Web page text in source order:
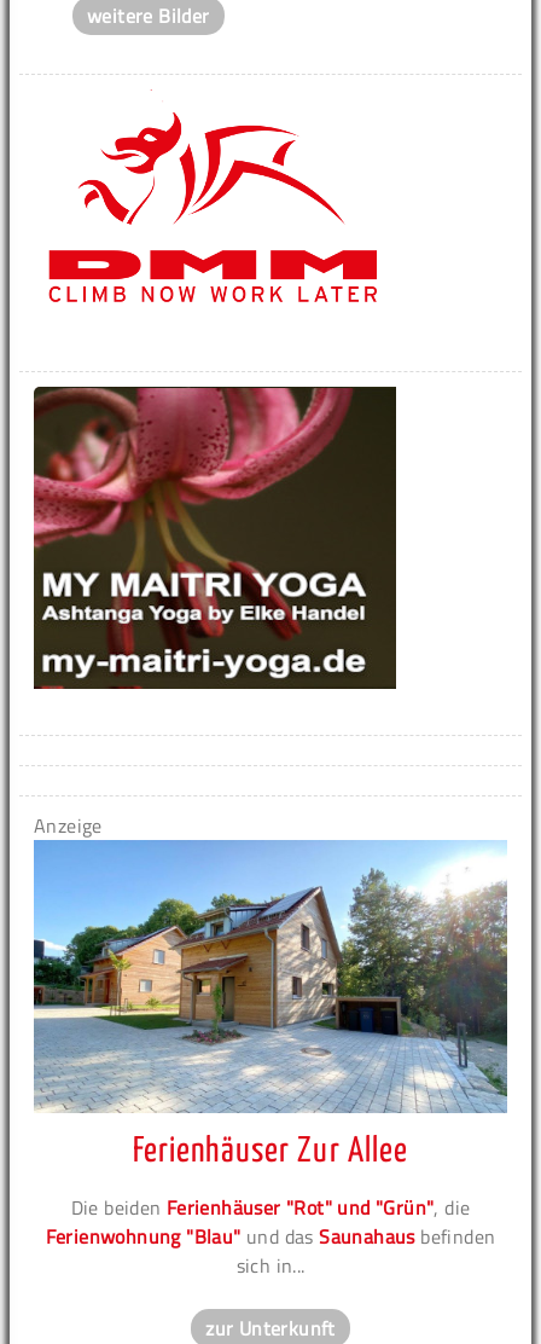
weitere Bilder
Anzeige
Ferienhäuser Zur Allee
Die beiden Ferienhäuser "Rot" und "Grün", die
Ferienwohnung "Blau" und dasSaunahausbefinden
sich in...
zur Unterkunft